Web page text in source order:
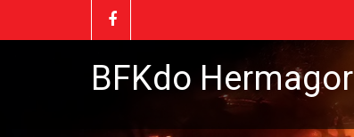
BFKdo Hermagor